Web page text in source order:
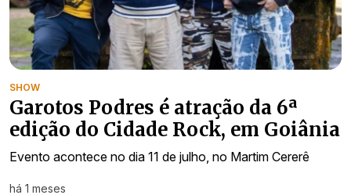
SHOW
Garotos Podres é atração da 6ª
edição do Cidade Rock, em Goiânia
Evento acontece no dia 11 de julho, no Martim Cererê
há 1 meses